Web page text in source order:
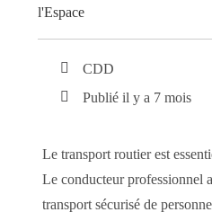
CDD
Publié il y a 7 mois
Le transport routier est
Le conducteur professionnel
transport sécurisé de